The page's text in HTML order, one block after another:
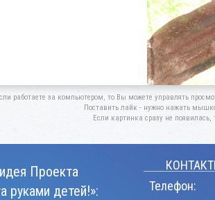
работаете за компьютером, то Вы можете управлять
Поставить лайк - нужно нажать
Если картинка сразу не появилась,
Проекта
руками детей!»:
Телефон: